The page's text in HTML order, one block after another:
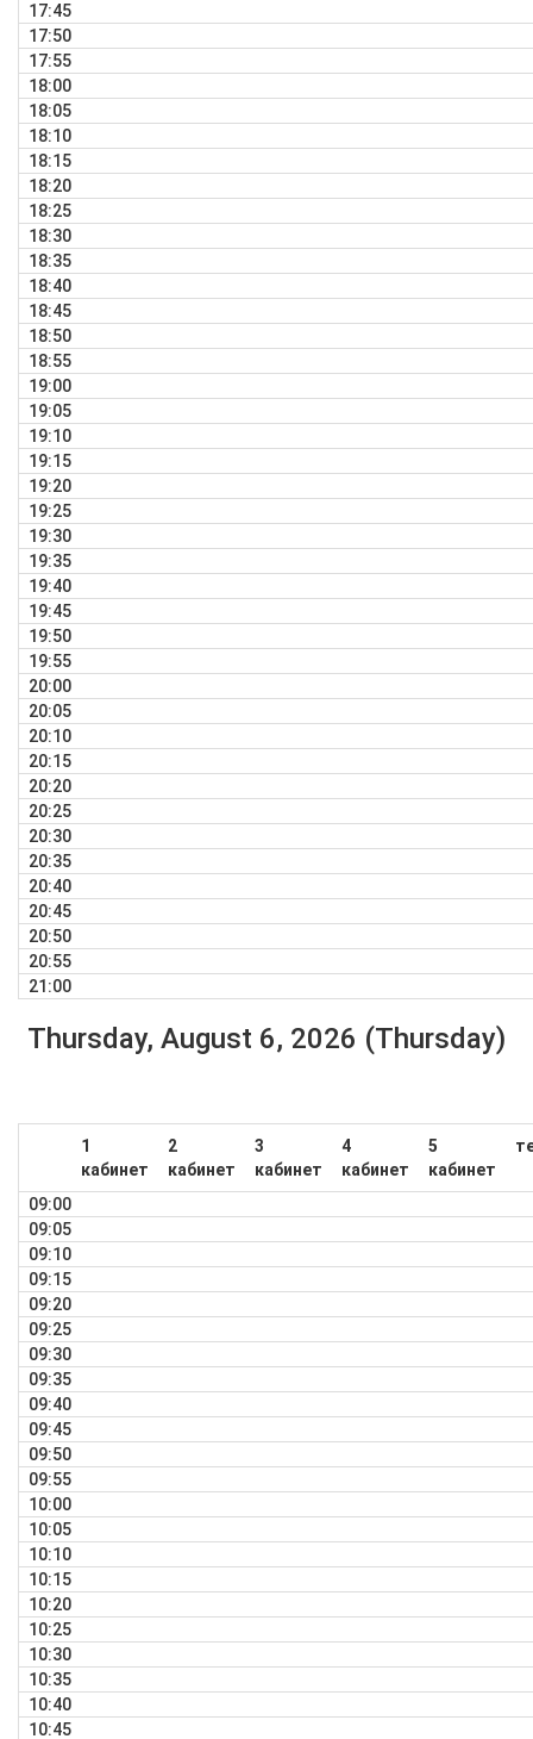
17:45
17:50
17:55
18:00
18:05
18:10
18:15
18:20
18:25
18:30
18:35
18:40
18:45
18:50
18:55
19:00
19:05
19:10
19:15
19:20
19:25
19:30
19:35
19:40
19:45
19:50
19:55
20:00
20:05
20:10
20:15
20:20
20:25
20:30
20:35
20:40
20:45
20:50
20:55
21:00
Thursday, August 6, 2026 (Thursday)
1
кабинет
2
кабинет
3
кабинет
4
кабинет
5
кабинет
09:00
09:05
09:10
09:15
09:20
09:25
09:30
09:35
09:40
09:45
09:50
09:55
10:00
10:05
10:10
10:15
10:20
10:25
10:30
10:35
10:40
10:45